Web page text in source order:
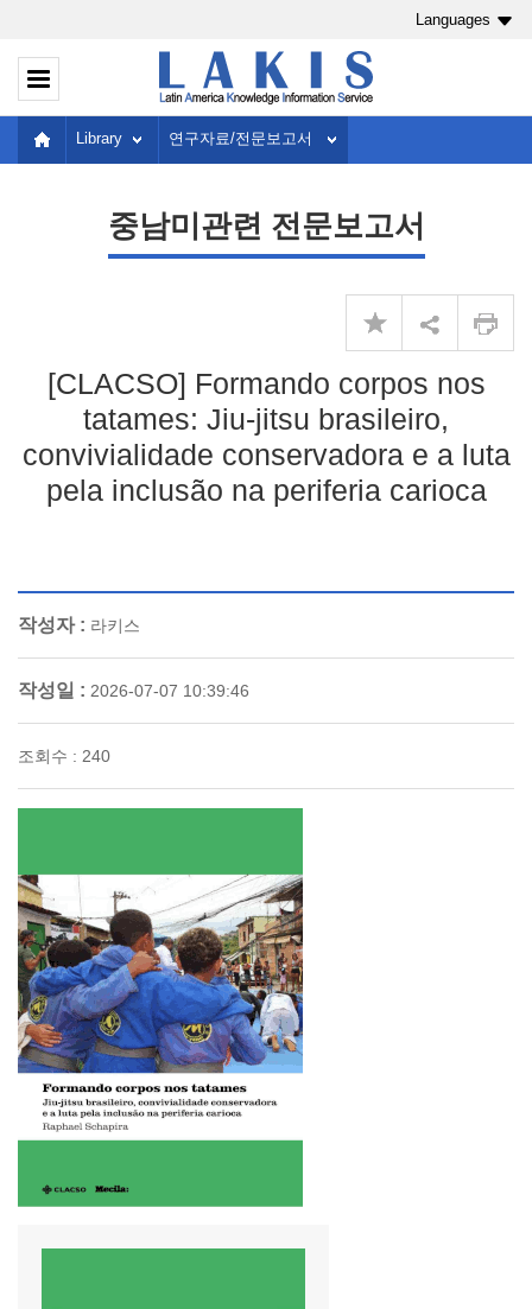
Languages
Library 연구자료/전문보고서
중남미관련 전문보고서
[CLACSO] Formando corpos nos
tatames: Jiu-jitsu brasileiro,
convivialidade conservadora e a luta
pela inclusão na periferia carioca
작성자 : 라키스
작성일 : 2026-07-07 10:39:46
조회수 : 240